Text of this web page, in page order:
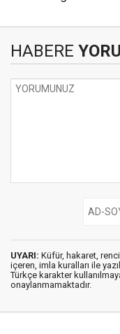
HABERE
UYARI: Küfür, hakaret,
içeren, imla kuralları ile
Türkçe karakter
onaylanmamaktadır.